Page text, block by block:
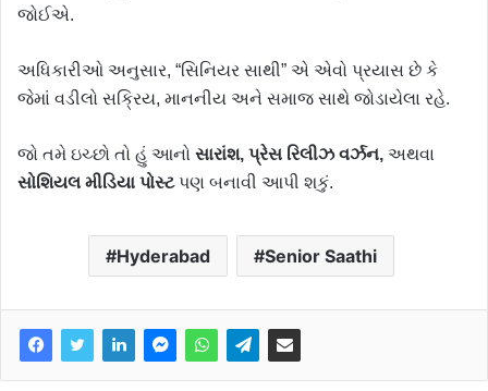
જોઈએ.
અધિકારીઓ અનુસાર, “સિનિયર સાથી” એ એવો પ્રયાસ છે કે
જેમાં વડીલો સક્રિય, માનનીય અને સમાજ સાથે જોડાયેલા રહે.
જો તમે ઇચ્છો તો હું આનો સારાંશ, પ્રેસ રિલીઝ વર્ઝન, અથવા
સોશિયલ મીડિયા પોસ્ટપણ બનાવી આપી શકું.
Hyderabad Senior Saathi